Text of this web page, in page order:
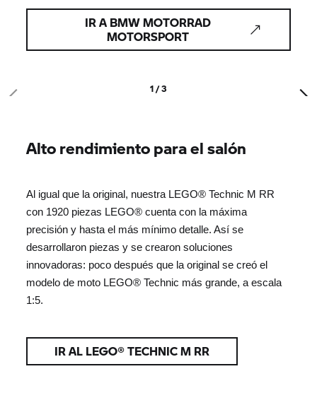
IR A BMW MOTORRAD
MOTORSPORT
1 / 3
Alto rendimiento para el salón
Al igual que la original, nuestra LEGO® Technic M RR
con 1920 piezas LEGO® cuenta con la máxima
precisión y hasta el más mínimo detalle. Así se
desarrollaron piezas y se crearon soluciones
innovadoras: poco después que la original se creó el
modelo de moto LEGO® Technic más grande, a escala
1:5.
IR AL LEGO® TECHNIC M RR